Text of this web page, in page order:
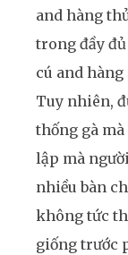
and hàng
trong đầy
cú and
Tuy nhiên,
thống gà
lập mà
nhiều bàn
không tức
giống trước